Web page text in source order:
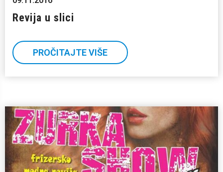
Revija u slici
PROČITAJTE VIŠE